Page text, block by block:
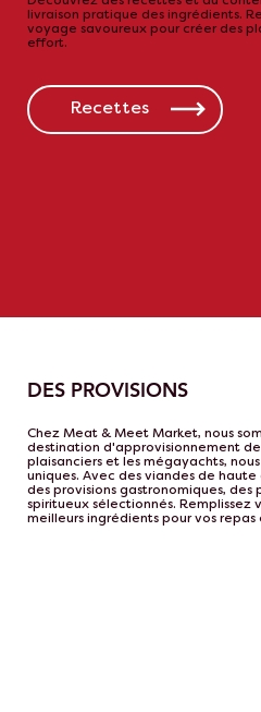
DES PROVISIONS
Chez Meat & Meet Market, nous
destination d'approvisionnement
plaisanciers et les mégayachts,
uniques. Avec des viandes de
des provisions gastronomiques, des
spiritueux sélectionnés. Remplissez
meilleurs ingrédients pour vos repas
livraison pratique des ingrédients.
voyage savoureux pour créer des
effort.
Recettes